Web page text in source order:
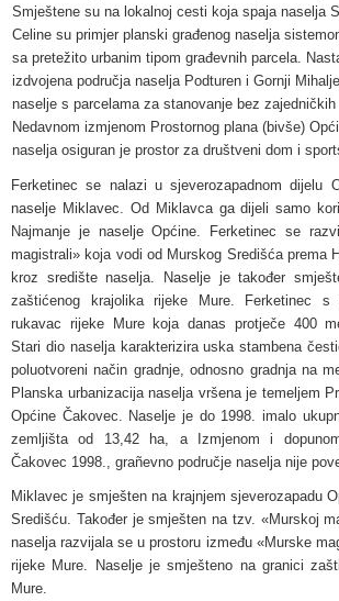
Smještene su na lokalnoj cesti koja spaja naselja
Celine su primjer planski građenog naselja
sa pretežito urbanim tipom građevnih parcela.
izdvojena područja naselja Podturen i Gornji
naselje s parcelama za stanovanje bez zajedničkih
Nedavnom izmjenom Prostornog plana (bivše)
naselja osiguran je prostor za društveni dom i
Ferketinec se nalazi u sjeverozapadnom dijelu
naselje Miklavec. Od Miklavca ga dijeli samo
Najmanje je naselje Općine. Ferketinec se
magistrali» koja vodi od Murskog Središća prema
kroz središte naselja. Naselje je također
zaštićenog krajolika rijeke Mure. Ferketinec s
rukavac rijeke Mure koja danas protječe 400
Stari dio naselja karakterizira uska stambena
poluotvoreni način gradnje, odnosno gradnja na
Planska urbanizacija naselja vršena je temeljem
Općine Čakovec. Naselje je do 1998. imalo
zemljišta od 13,42 ha, a Izmjenom i
Čakovec 1998., grañevno područje naselja nije
Miklavec je smješten na krajnjem sjeverozapadu
Središću. Također je smješten na tzv. «Murskoj
naselja razvijala se u prostoru između «Murske
rijeke Mure. Naselje je smješteno na granici
Mure.